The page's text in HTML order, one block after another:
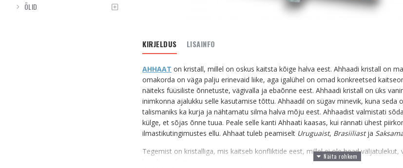
ÕLID
KIRJELDUS LISAINFO
AHHAAT on kristall, millel on oskus kaitsta kõige halva eest. Ahhaadi kristall on
omakorda on väga palju erinevaid liike, aga igalühel on omad konkreetsed
näiteks füüsiliste õnnetuste, vägivalla ja ebaõnne eest. Ahhaadi kristall on üks
inimkonna ajalukku selle kasutamise tõttu. Ahhaadil on sügav minevik, kuna seda
talismaniks ka kurja ja nähtamatu silma halva mõju eest. Ahhaadist valmistati
külge, et sõjas õnne tuua. Peale selle kanti Ahhaati kaasas, kui rännati ühest
ilmastikutingimustes ellu. Ahhaat tuleb peamiselt Uruguaist, Brasiiliastja
Tegemist on kristalliga, mis kaitseb konfliktide eest, millel ei ole head